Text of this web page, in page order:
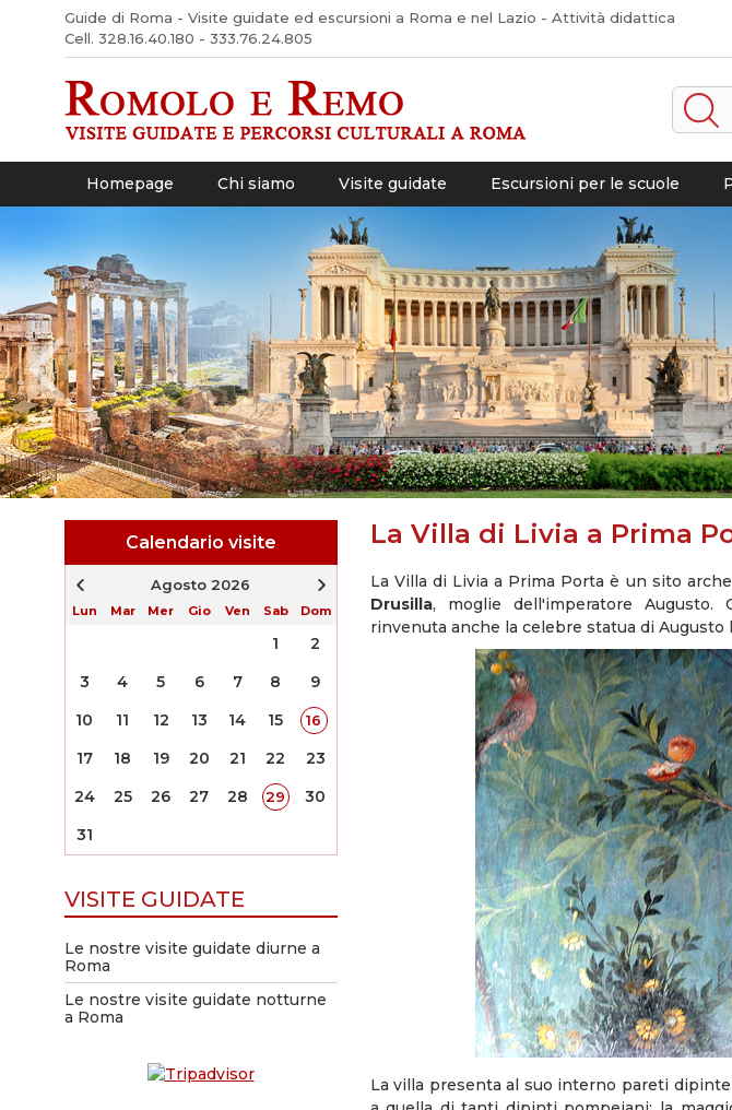
Guide di Roma - Visite guidate ed escursioni a Roma e nel Lazio - Attività didattica
Cell. 328.16.40.180 - 333.76.24.805
Homepage Chi siamo Visite guidate Escursioni per le scuole
Calendario visite
Agosto 2026
Lun Mar Mer Gio Ven Sab Dom
1
2
3
4 5 6 7 8
9
10
11 12 13 14 15 16
17 18 19 20 21 22
23
24
25 26 27 28 29
30
31
VISITE GUIDATE
Le nostre visite guidate diurne a
Roma
Le nostre visite guidate notturne
a Roma
La Villa di Livia a Prima
La Villa di Livia a Prima Porta è un sito
Drusilla, moglie dell'imperatore
rinvenuta anche la celebre statua di
La villa presenta al suo interno pareti